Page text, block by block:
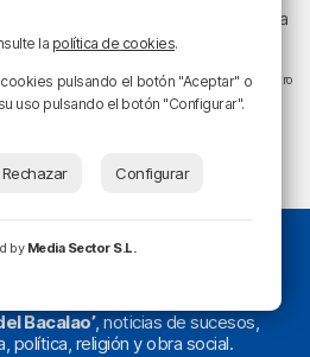
LaLiga
noticias Osakidetza planes
sociedadsucesos Teatro
tráfico
Bacalao’, noticias de sucesos,
política, religión y obra social.
la política de cookies.
pulsando el botón "Aceptar" o
uso pulsando el botón "Configurar".
Rechazar Configurar
by Media Sector S.L.